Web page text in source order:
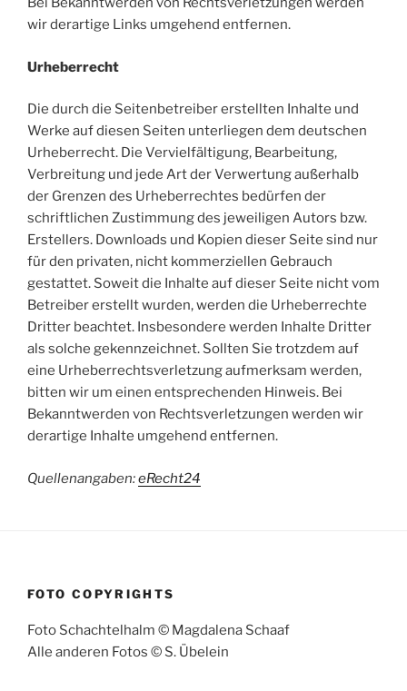
wir derartige Links umgehend entfernen.
Urheberrecht
Die durch die Seitenbetreiber erstellten Inhalte und
Werke auf diesen Seiten unterliegen dem deutschen
Urheberrecht. Die Vervielfältigung, Bearbeitung,
Verbreitung und jede Art der Verwertung außerhalb
der Grenzen des Urheberrechtes bedürfen der
schriftlichen Zustimmung des jeweiligen Autors bzw.
Erstellers. Downloads und Kopien dieser Seite sind nur
für den privaten, nicht kommerziellen Gebrauch
gestattet. Soweit die Inhalte auf dieser Seite nicht vom
Betreiber erstellt wurden, werden die Urheberrechte
Dritter beachtet. Insbesondere werden Inhalte Dritter
als solche gekennzeichnet. Sollten Sie trotzdem auf
eine Urheberrechtsverletzung aufmerksam werden,
bitten wir um einen entsprechenden Hinweis. Bei
Bekanntwerden von Rechtsverletzungen werden wir
derartige Inhalte umgehend entfernen.
Quellenangaben:eRecht24
FOTO COPYRIGHTS
Foto Schachtelhalm © Magdalena Schaaf
Alle anderen Fotos © S. Übelein